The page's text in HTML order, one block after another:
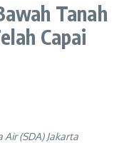
Tanah
Capai
(SDA) Jakarta